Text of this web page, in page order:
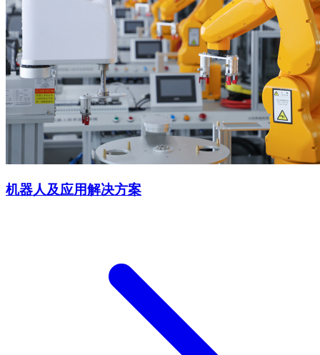
机器人及应用解决方案